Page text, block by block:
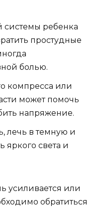
ребенка
простудные
болью.
компресса или
может помочь
напряжение.
лечь в темную и
яркого света и
усиливается или
обратиться